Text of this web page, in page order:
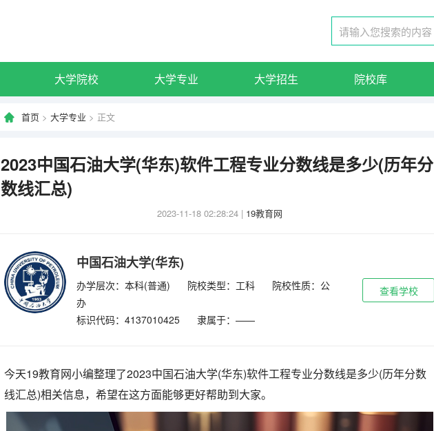
大学院校 大学专业 大学招生 院校库
首页 > 大学专业 > 正文
2023中国石油大学(华东)软件工程专业分数线是多少(历年分
数线汇总)
2023-11-18 02:28:24 | 19教育网
中国石油大学(华东)
办学层次：本科(普通) 院校类型：工科
院校性质：公
办
标识代码：4137010425
隶属于：——
查看学校
今天19教育网小编整理了2023中国石油大学(华东)软件工程专业分数线是多少(历年分数
线汇总)相关信息，希望在这方面能够更好帮助到大家。